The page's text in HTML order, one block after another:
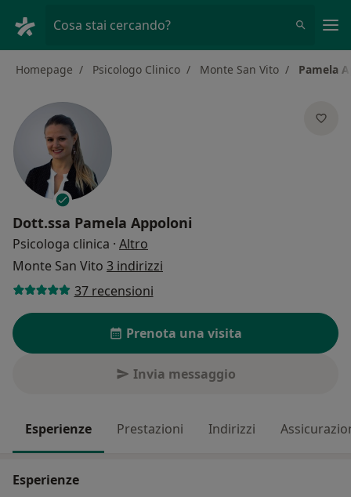
Cosa stai cercando?
Homepage Psicologo Clinico Monte San Vito Pamela
Dott.ssa Pamela Appoloni
Psicologa clinica · Altro
Monte San Vito 3 indirizzi
37 recensioni
Prenota una visita
Invia messaggio
Esperienze Prestazioni Indirizzi
Esperienze